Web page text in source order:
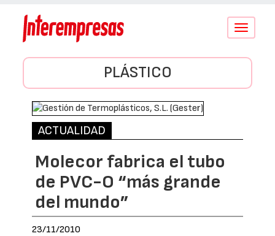
Conmutar
PLÁSTICO
ACTUALIDAD
Molecor fabrica el tubo
de PVC-O “más grande
del mundo”
23/11/2010